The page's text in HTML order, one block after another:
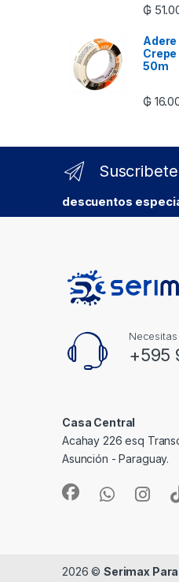
₲
50m
₲
descuentos
+595
Casa Central
Acahay 226 esq
Asunción - Paraguay.
2026 ©Serimax